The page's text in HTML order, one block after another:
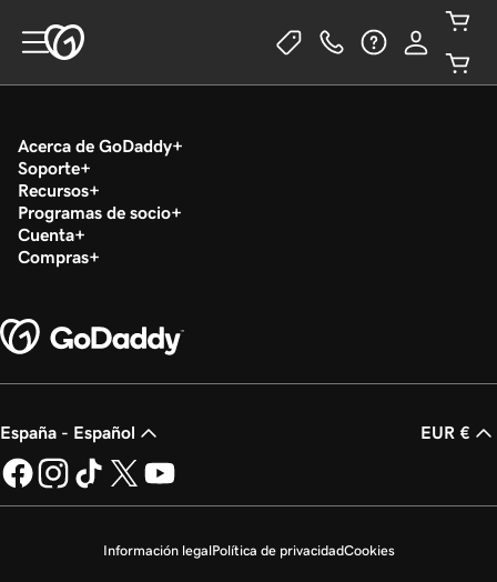
Acerca de GoDaddy
Soporte
Recursos
Programas de socio
Cuenta
Compras
España - Español EUR €
Información legalPolítica de privacidadCookies